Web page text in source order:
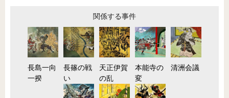
関係する事件
長島一向
一揆
長篠の戦
い
天正伊賀
の乱
本能寺の
変
清洲会議